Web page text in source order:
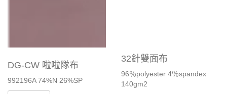
DG-CW 啦啦隊布
992196A 74%N 26%SP
32針雙面布
96％polyester 4％spandex
140gm2